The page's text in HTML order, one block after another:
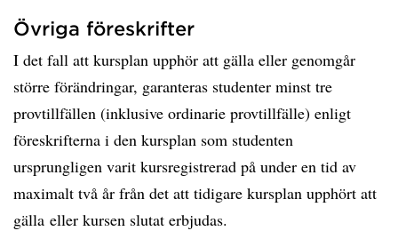
Övriga föreskrifter
I det fall att kursplan upphör att gälla eller genomgår
större förändringar, garanteras studenter minst tre
provtillfällen (inklusive ordinarie provtillfälle) enligt
föreskrifterna i den kursplan som studenten
ursprungligen varit kursregistrerad på under en tid av
maximalt två år från det att tidigare kursplan upphört att
gälla eller kursen slutat erbjudas.